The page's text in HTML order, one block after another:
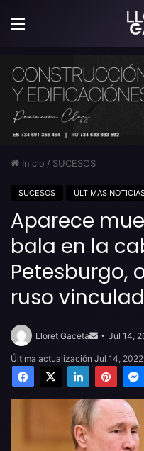
Menú
Inicio / SUCESOS
SUCESOS ÚLTIMAS
Aparece
bala en la
Petesburgo,
ruso
Lloret Gaceta
email
Jul 14,
Última actualización Jul 14,
Facebook
X LinkedIn